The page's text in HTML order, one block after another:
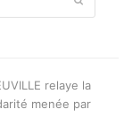
relaye la
menée par